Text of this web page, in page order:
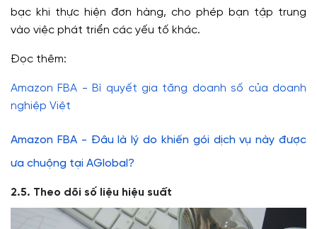
bạc khi thực hiện đơn hàng, cho phép bạn tập trung
vào việc phát triển các yếu tố khác.
Đọc thêm:
Amazon FBA - Bí quyết gia tăng doanh số của doanh
nghiệp Việt
Amazon FBA - Đâu là lý do khiến gói dịch vụ này được
ưa chuộng tại AGlobal?
2.5. Theo dõi số liệu hiệu suất